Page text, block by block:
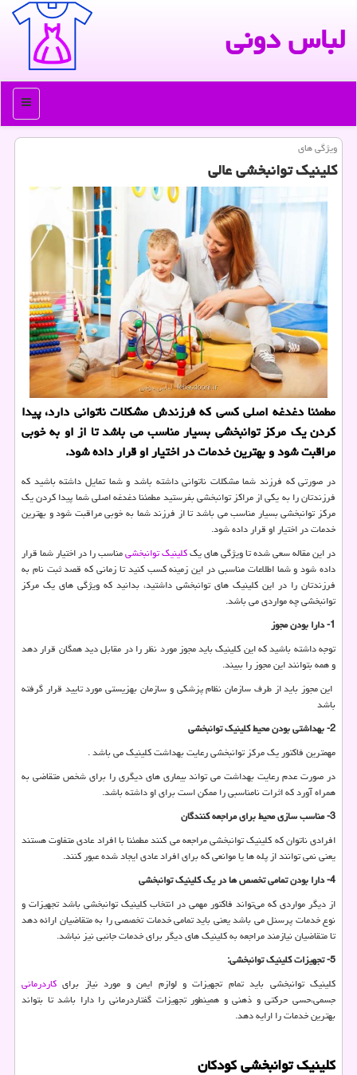
لباس دونی
منو
ویژگی های
كلینیك توانبخشی عالی
مطمئنا دغدغه اصلی كسی كه فرزندش مشكلات ناتوانی دارد، پیدا
كردن یك مركز توانبخشی بسیار مناسب می باشد تا از او به خوبی
مراقبت شود و بهترین خدمات در اختیار او قرار داده شود.
در صورتی که فرزند شما مشکلات ناتوانی داشته باشد و شما تمایل داشته باشید که
فرزندتان را به یکی از مراکز توانبخشی بفرستید مطمئنا دغدغه اصلی شما پیدا کردن یک
مرکز توانبخشی بسیار مناسب می باشد تا از فرزند شما به خوبی مراقبت شود و بهترین
خدمات در اختیار او قرار داده شود.
در این مقاله سعی شده تا ویژگی های یککلینیک توانبخشیمناسب را در اختیار شما قرار
داده شود و شما اطلاعات مناسبی در این زمینه کسب کنید تا زمانی که قصد ثبت نام به
فرزندتان را در این کلینیک های توانبخشی داشتید، بدانید که ویژگی های یک مرکز
توانبخشی چه مواردی می باشد.
1- دارا بودن مجوز
توجه داشته باشید که این کلینیک باید مجوز مورد نظر را در مقابل دید همگان قرار دهد
و همه بتوانند این مجوز را ببیند.
این مجوز باید از طرف سازمان نظام پزشکی و سازمان بهزیستی مورد تایید قرار گرفته
باشد
2- بهداشتی بودن محیط کلینیک توانبخشی
مهمترین فاکتور یک مرکز توانبخشی رعایت بهداشت کلینیک می باشد .
در صورت عدم رعایت بهداشت می تواند بیماری های دیگری را برای شخص متقاضی به
همراه آورد که اثرات نامناسبی را ممکن است برای او داشته باشد.
3- مناسب سازی محیط برای مراجعه کنندگان
افرادی ناتوان که کلینیک توانبخشی مراجعه می کنند مطمئنا با افراد عادی متفاوت هستند
یعنی نمی توانند از پله ها یا موانعی که برای افراد عادی ایجاد شده عبور کنند.
4- دارا بودن تمامی تخصص ها در یک کلینیک توانبخشی
از دیگر مواردی که می‌تواند فاکتور مهمی در انتخاب کلینیک توانبخشی باشد تجهیزات و
نوع خدمات پرسنل می باشد یعنی باید تمامی خدمات تخصصی را به متقاضیان ارائه دهد
تا متقاضیان نیازمند مراجعه به کلینیک های دیگر برای خدمات جانبی نیز نباشد.
5- تجهیزات کلینیک توانبخشی:
کلینیک توانبخشی باید تمام تجهیزات و لوازم ایمن و مورد نیاز برای کاردرمانی
جسمی،حسی حرکتی و ذهنی و همینطور تجهیزات گفتاردرمانی را دارا باشد تا بتواند
بهترین خدمات را ارایه دهد.
کلینیک توانبخشی کودکان